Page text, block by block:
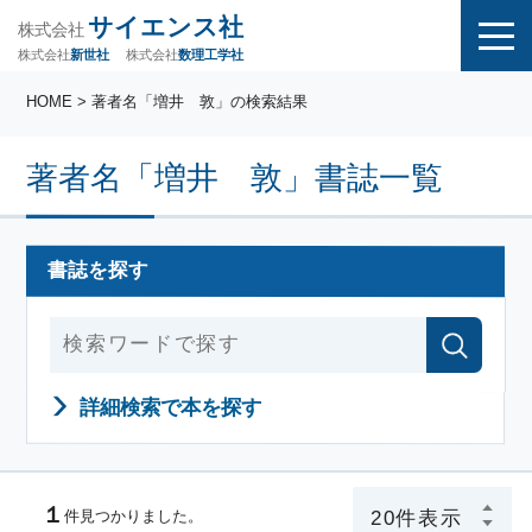
株式会社 サイエンス社
株式会社新世社 株式会社数理工学社
著者名「増井 敦」書誌一覧
HOME > 著者名「増井 敦」の検索結果
書誌を探す
詳細検索で本を探す
１ 件見つかりました。